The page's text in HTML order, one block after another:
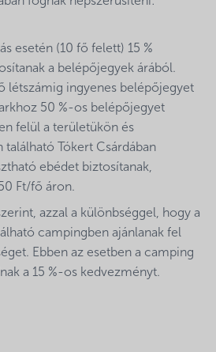
esetén (10 fő felett) 15 %
a belépőjegyek árából.
létszámig ingyenes belépőjegyet
50 %-os belépőjegyet
felül a területükön és
található Tókert Csárdában
ebédet biztosítanak,
Ft/fő áron.
azzal a különbséggel, hogy a
campingben ajánlanak fel
Ebben az esetben a camping
a 15 %-os kedvezményt.